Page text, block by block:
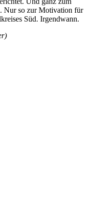
Nur so zur Motivation für
Süd. Irgendwann.